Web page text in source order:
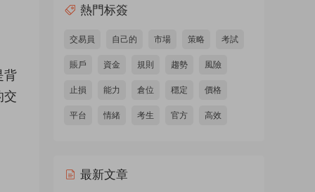
背
交
熱門标簽
交易員 自己的 市場 策略 考試
賬戶 資金 規則 趨勢 風險
止損 能力 倉位 穩定 價格
平台 情緒 考生 官方 高效
最新文章